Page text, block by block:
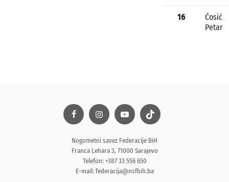
16
Ćosić
Petar
Nogometni savez Federacije BiH
Franca Lehara 3, 71000 Sarajevo
Telefon: +387 33 556 650
E-mail: federacija@nsfbih.ba